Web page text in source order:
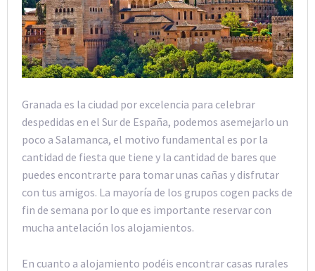
Granada es la ciudad por excelencia para celebrar
despedidas en el Sur de España, podemos asemejarlo un
poco a Salamanca, el motivo fundamental es por la
cantidad de fiesta que tiene y la cantidad de bares que
puedes encontrarte para tomar unas cañas y disfrutar
con tus amigos. La mayoría de los grupos cogen packs de
fin de semana por lo que es importante reservar con
mucha antelación los alojamientos.
En cuanto a alojamiento podéis encontrar casas rurales